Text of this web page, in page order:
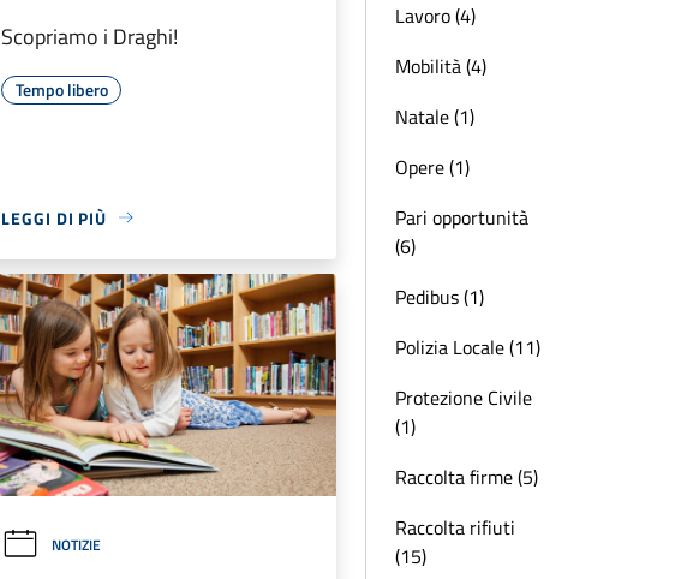
Scopriamo i Draghi!
Tempo libero
LEGGI DI PIÙ
NOTIZIE
Lavoro (4)
Mobilità (4)
Natale (1)
Opere (1)
Pari opportunità
(6)
Pedibus (1)
Polizia Locale (11)
Protezione Civile
(1)
Raccolta firme (5)
Raccolta rifiuti
(15)